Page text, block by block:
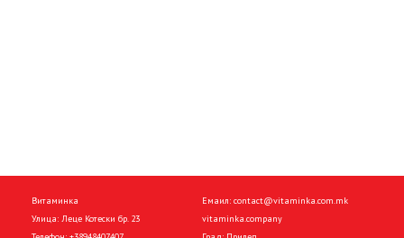
Витаминка
Улица: Леце Котески бр. 23
Емаил: contact@vitaminka.com.mk
vitaminka.company